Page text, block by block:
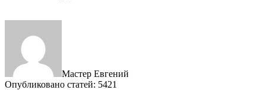
Мастер Евгений
Опубликовано статей: 5421